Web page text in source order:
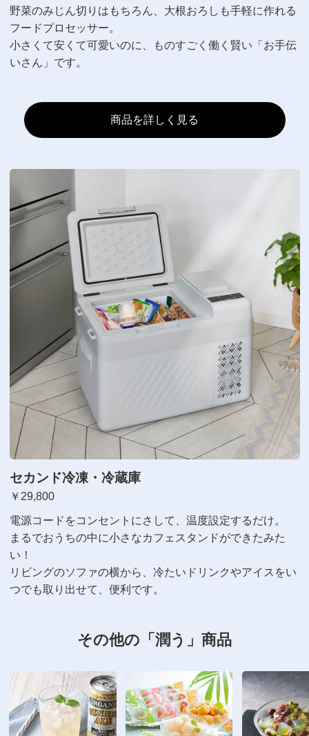
野菜のみじん切りはもちろん、大根おろしも手軽に作れる
フードプロセッサー。
小さくて安くて可愛いのに、ものすごく働く賢い「お手伝
いさん」です。
商品を詳しく見る
セカンド冷凍・冷蔵庫
￥29,800
電源コードをコンセントにさして、温度設定するだけ。
まるでおうちの中に小さなカフェスタンドができたみた
い！
リビングのソファの横から、冷たいドリンクやアイスをい
つでも取り出せて、便利です。
その他の「潤う」商品